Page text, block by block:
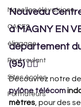
Nacelles élévatrices
CACES
élingage
Pont roulant
Sites écoles
Formateurs
Nouveau
à MAGNY EN
département
(95) 🧗‍♀️
Découvrez notre
pylône télécom
mètres , pour des